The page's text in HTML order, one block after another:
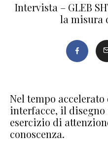
Intervista – GLEB
la misura
Nel tempo
interfacce, il
esercizio di
conoscenza.